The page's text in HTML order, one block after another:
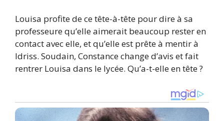
Louisa profite de ce tête-à-tête pour dire à sa
professeure qu’elle aimerait beaucoup rester en
contact avec elle, et qu’elle est prête à mentir à
Idriss. Soudain, Constance change d’avis et fait
rentrer Louisa dans le lycée. Qu’a-t-elle en tête ?